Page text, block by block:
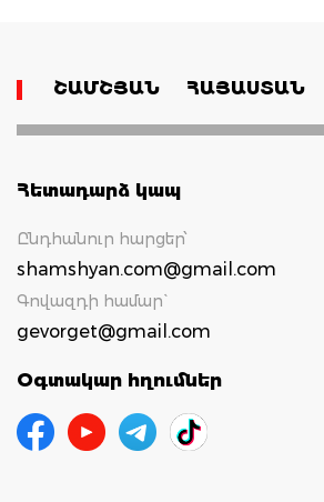
ՇԱՄՇՅԱՆ ՀԱՅԱՍՏԱՆ
Հետադարձ կապ
Ընդհանուր հարցեր՝
shamshyan.com@gmail.com
Գովազդի համար`
gevorget@gmail.com
Օգտակար հղումներ